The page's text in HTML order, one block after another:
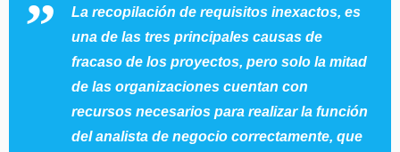
La recopilación de requisitos inexactos, es
una de las tres principales causas de
fracaso de los proyectos, pero solo la mitad
de las organizaciones cuentan con
recursos necesarios para realizar la función
del analista de negocio correctamente, que